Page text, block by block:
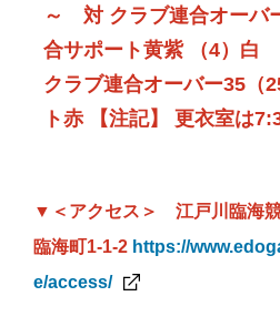
～ 対 クラブ連合オーバ
合サポート黄紫 （4）
クラブ連合オーバー35（
ト赤 【注記】 更衣室は
▼＜アクセス＞ 江戸川臨海
臨海町1-1-2 https://
e/access/